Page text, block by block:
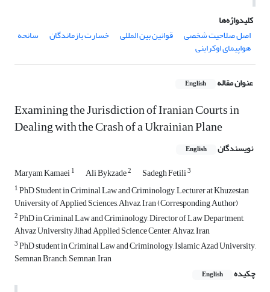
کلیدواژه‌ها
اصل صلاحیت شخصی
قوانین بین المللی خسارت بازماندگان سانحه
هواپیمای اوکراینی
عنوان مقاله English
Examining the Jurisdiction of Iranian Courts in
Dealing with the Crash of a Ukrainian Plane
نویسندگان English
Maryam Kamaei1 Ali Bykzade2 Sadegh Fetili3
1PhD Student in Criminal Law and Criminology, Lecturer at Khuzestan
University of Applied Sciences, Ahvaz, Iran (Corresponding Author)
2PhD in Criminal Law and Criminology, Director of Law Department,
Ahvaz University Jihad Applied Science Center, Ahvaz, Iran
3PhD student in Criminal Law and Criminology, Islamic Azad University,
Semnan Branch, Semnan, Iran
چکیده
English